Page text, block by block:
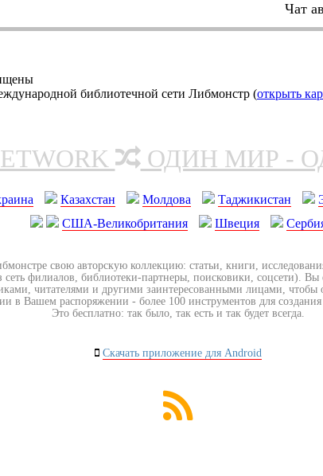
Чат
библиотечной сети Либмонстр (открыть
ОДИН МИР -
Казахстан Молдова Таджикистан
США-Великобритания
Швеция
свою авторскую коллекцию: статьи, книги,
филиалов, библиотеки-партнеры, поисковики, соцсети). Вы
читателями и другими заинтересованными лицами, чтобы
в Вашем распоряжении - более 100 инструментов для
Это бесплатно: так было, так есть и так будет всегда.
Скачать приложение для Android